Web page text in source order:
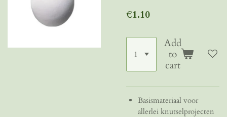
€1.10
Add
to
cart
Basismateriaal voor
allerlei knutselprojecten